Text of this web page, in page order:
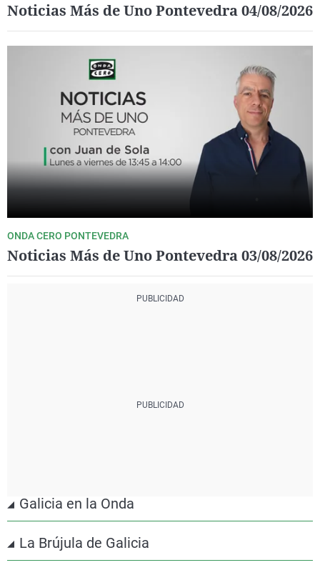
Noticias Más de Uno Pontevedra 04/08/2026
ONDA CERO PONTEVEDRA
Noticias Más de Uno Pontevedra 03/08/2026
Galicia en la Onda
La Brújula de Galicia